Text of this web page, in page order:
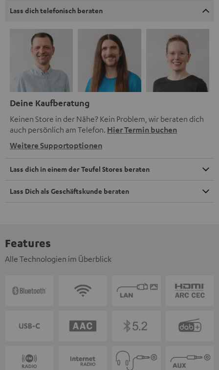
Lass dich telefonisch beraten
Deine Kaufberatung
Keinen Store in der Nähe? Kein Problem, wir beraten dich
auch persönlich am Telefon. Hier Termin buchen
Weitere Supportoptionen
Lass dich in einem der Teufel Stores beraten
Lass Dich als Geschäftskunde beraten
Features
Alle Technologien im Überblick